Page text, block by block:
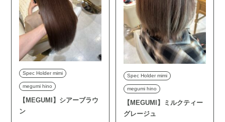
Spec Holder mimi
megumi hino
【MEGUMI】シアーブラウ
ン
Spec Holder mimi
megumi hino
【MEGUMI】ミルクティー
グレージュ